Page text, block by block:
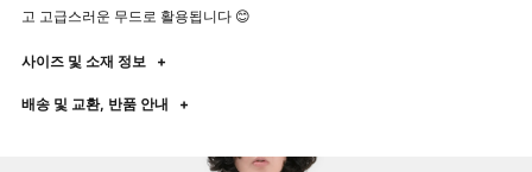
고 고급스러운 무드로 활용됩니다 😊
사이즈 및 소재 정보 +
배송 및 교환, 반품 안내 +